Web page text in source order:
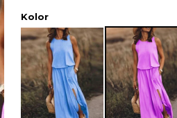
Kolor